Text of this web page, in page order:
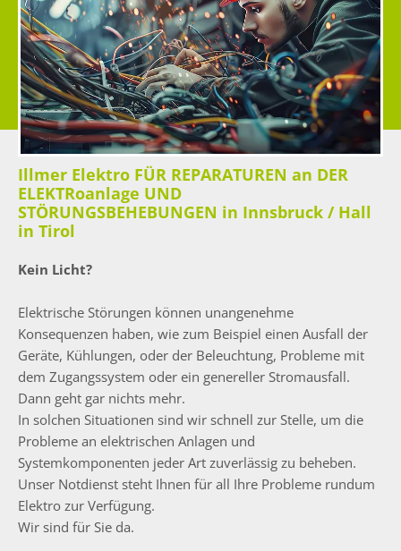
Illmer Elektro FÜR REPARATUREN an DER
ELEKTRoanlage UND
STÖRUNGSBEHEBUNGEN in Innsbruck / Hall
in Tirol
Kein Licht?
Elektrische Störungen können unangenehme
Konsequenzen haben, wie zum Beispiel einen Ausfall der
Geräte, Kühlungen, oder der Beleuchtung, Probleme mit
dem Zugangssystem oder ein genereller Stromausfall.
Dann geht gar nichts mehr.
In solchen Situationen sind wir schnell zur Stelle, um die
Probleme an elektrischen Anlagen und
Systemkomponenten jeder Art zuverlässig zu beheben.
Unser Notdienst steht Ihnen für all Ihre Probleme rundum
Elektro zur Verfügung.
Wir sind für Sie da.